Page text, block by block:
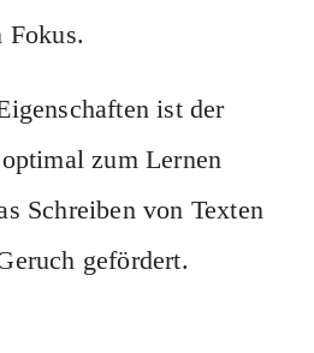
Fokus.
ist der
zum Lernen
Schreiben von Texten
gefördert.